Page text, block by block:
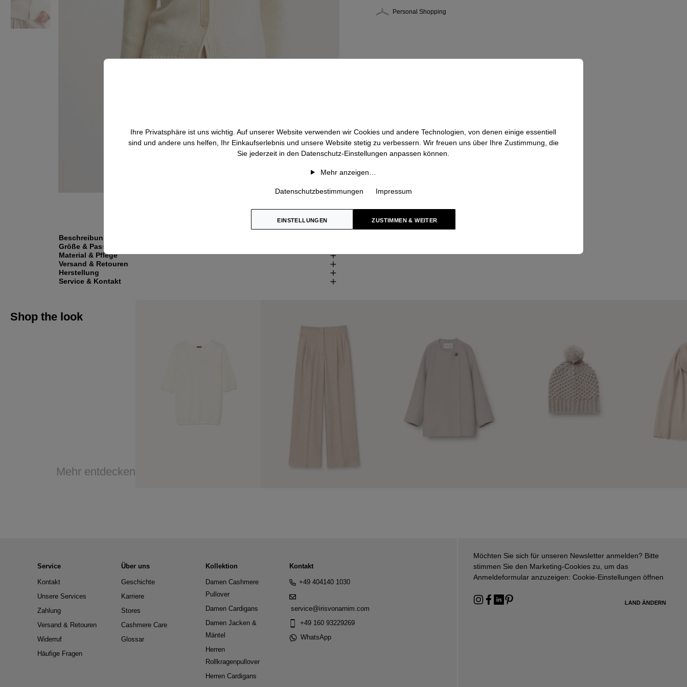
Personal Shopping
Beschreibung
Größe & Passform
Material & Pflege
Versand & Retouren
Herstellung
Service & Kontakt
Shop the look
Mehr entdecken
Service
Kontakt
Unsere Services
Zahlung
Versand & Retouren
Widerruf
Häufige Fragen
Über uns
Geschichte
Karriere
Stores
Cashmere Care
Glossar
Kollektion
Damen Cashmere
Pullover
Damen Cardigans
Damen Jacken &
Mäntel
Herren
Rollkragenpullover
Herren Cardigans
Kontakt
+49 404140 1030
service@irisvonarnim.com
+49 160 93229269
WhatsApp
Möchten Sie sich für unseren Newsletter anmelden? Bitte
stimmen Sie den Marketing-Cookies zu, um das
Anmeldeformular anzuzeigen: Cookie-Einstellungen öffnen
LAND ÄNDERN
Ihre Privatsphäre ist uns wichtig. Auf unserer Website verwenden wir Cookies und andere Technologien, von denen einige essentiell
sind und andere uns helfen, Ihr Einkaufserlebnis und unsere Website stetig zu verbessern. Wir freuen uns über Ihre Zustimmung, die
Sie jederzeit in den Datenschutz-Einstellungen anpassen können.
Mehr anzeigen…
Datenschutzbestimmungen Impressum
EINSTELLUNGEN ZUSTIMMEN & WEITER